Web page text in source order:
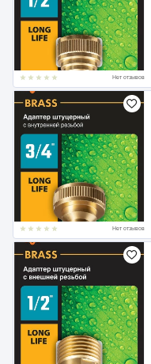
Нет отзывов
Нет отзывов